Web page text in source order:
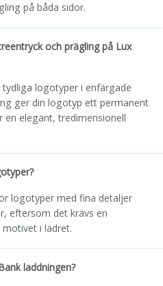
på båda sidor.
och prägling på Lux
logotyper i enfärgade
ger din logotyp ett permanent
en elegant, tredimensionell
logotyper med fina detaljer
eftersom det krävs en
i lädret.
laddningen?